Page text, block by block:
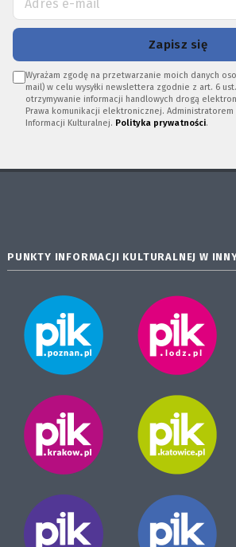
Zapisz się
Wyrażam zgodę na przetwarzanie moich danych
mail) w celu wysyłki newslettera zgodnie z art. 6
otrzymywanie informacji handlowych drogą
Prawa komunikacji elektronicznej. Administratorem
Informacji Kulturalnej. Polityka prywatności.
PUNKTY INFORMACJI KULTURALNEJ W